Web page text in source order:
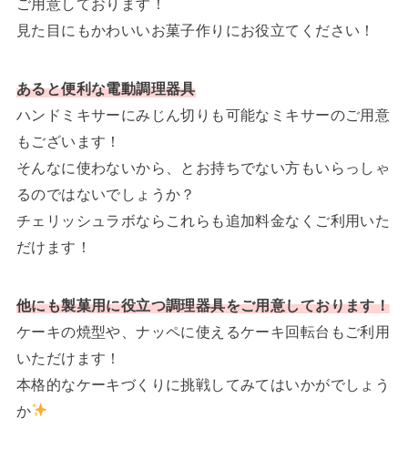
ご用意しております！
見た目にもかわいいお菓子作りにお役立てください！
あると便利な電動調理器具
ハンドミキサーにみじん切りも可能なミキサーのご用意
もございます！
そんなに使わないから、とお持ちでない方もいらっしゃ
るのではないでしょうか？
チェリッシュラボならこれらも追加料金なくご利用いた
だけます！
他にも製菓用に役立つ調理器具をご用意しております！
ケーキの焼型や、ナッペに使えるケーキ回転台もご利用
いただけます！
本格的なケーキづくりに挑戦してみてはいかがでしょう
か